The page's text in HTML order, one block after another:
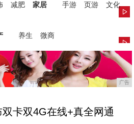
减肥 家居 手游 页游
文化
养生 微商
广告
卡双4G在线+真全网通